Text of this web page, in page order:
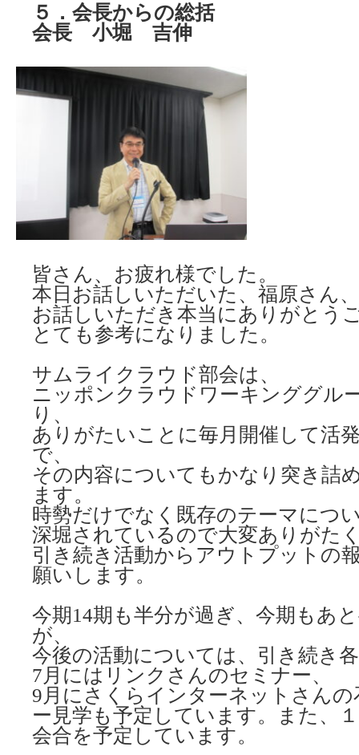
５．会長からの総括
会長 小堀 吉伸
皆さん、お疲れ様でした。
本日お話しいただいた、福原さん
お話しいただき本当にありがとう
とても参考になりました。
サムライクラウド部会は、
ニッポンクラウドワーキンググル
り、
ありがたいことに毎月開催して活
で、
その内容についてもかなり突き詰
ます。
時勢だけでなく既存のテーマにつ
深堀されているので大変ありがた
引き続き活動からアウトプットの
願いします。
今期14期も半分が過ぎ、今期もあ
が、
今後の活動については、引き続き
7月にはリンクさんのセミナー、
9月にさくらインターネットさん
ー見学も予定しています。また、
会合を予定しています。